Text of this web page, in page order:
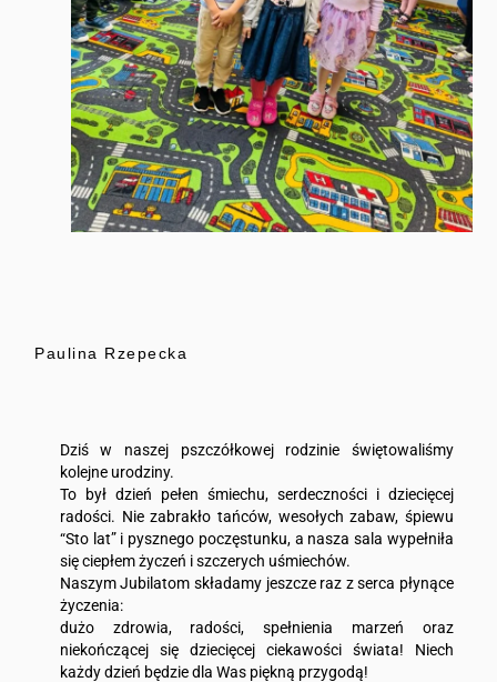
Paulina Rzepecka
Dziś w naszej pszczółkowej rodzinie świętowaliśmy
kolejne urodziny.
To był dzień pełen śmiechu, serdeczności i dziecięcej
radości. Nie zabrakło tańców, wesołych zabaw, śpiewu
“Sto lat” i pysznego poczęstunku, a nasza sala wypełniła
się ciepłem życzeń i szczerych uśmiechów.
Naszym Jubilatom składamy jeszcze raz z serca płynące
życzenia:
dużo zdrowia, radości, spełnienia marzeń oraz
niekończącej się dziecięcej ciekawości świata! Niech
każdy dzień będzie dla Was piękną przygodą!